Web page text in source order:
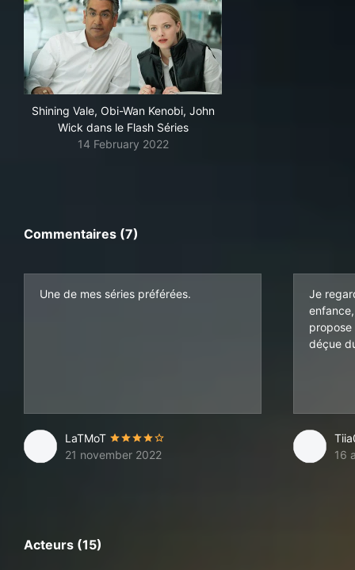
Shining Vale, Obi-Wan Kenobi, John
Wick dans le Flash Séries
14 February 2022
Commentaires (7)
Une de mes séries préférées.
LaTMoT
21 november 2022
Je
propose
déçue
16
Acteurs (15)